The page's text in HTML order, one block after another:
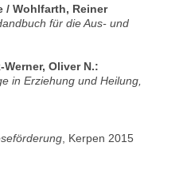
/ Wohlfarth, Reiner
für die Aus- und
Oliver N.:
in Erziehung und Heilung,
, Kerpen 2015